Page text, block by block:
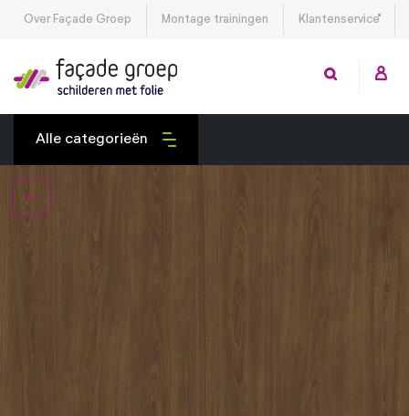
Over Façade Groep Montage trainingen Klantenservice
Alle categorieën
Exterieurfolies